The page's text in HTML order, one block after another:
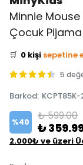
Minnie Mouse
Çocuk Pijama
👀 Şu an 2 kişi
⭐️
0 kişi
🛒 0 kişi sepetine
✅
Bugün 0 adet
5
Barkod: KCPT85K-
%40 ₺ 599.00
₺
2.000₺ ve üzeri